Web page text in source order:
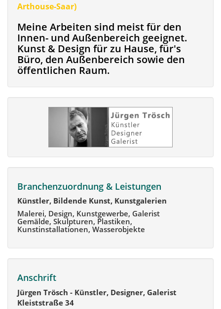
Arthouse-Saar)
Meine Arbeiten sind meist für den
Innen- und Außenbereich geeignet.
Kunst & Design für zu Hause, für's
Büro, den Außenbereich sowie den
öffentlichen Raum.
Branchenzuordnung & Leistungen
Künstler, Bildende Kunst, Kunstgalerien
Malerei, Design, Kunstgewerbe, Galerist
Gemälde, Skulpturen, Plastiken,
Kunstinstallationen, Wasserobjekte
Anschrift
Jürgen Trösch - Künstler, Designer, Galerist
Kleiststraße 34